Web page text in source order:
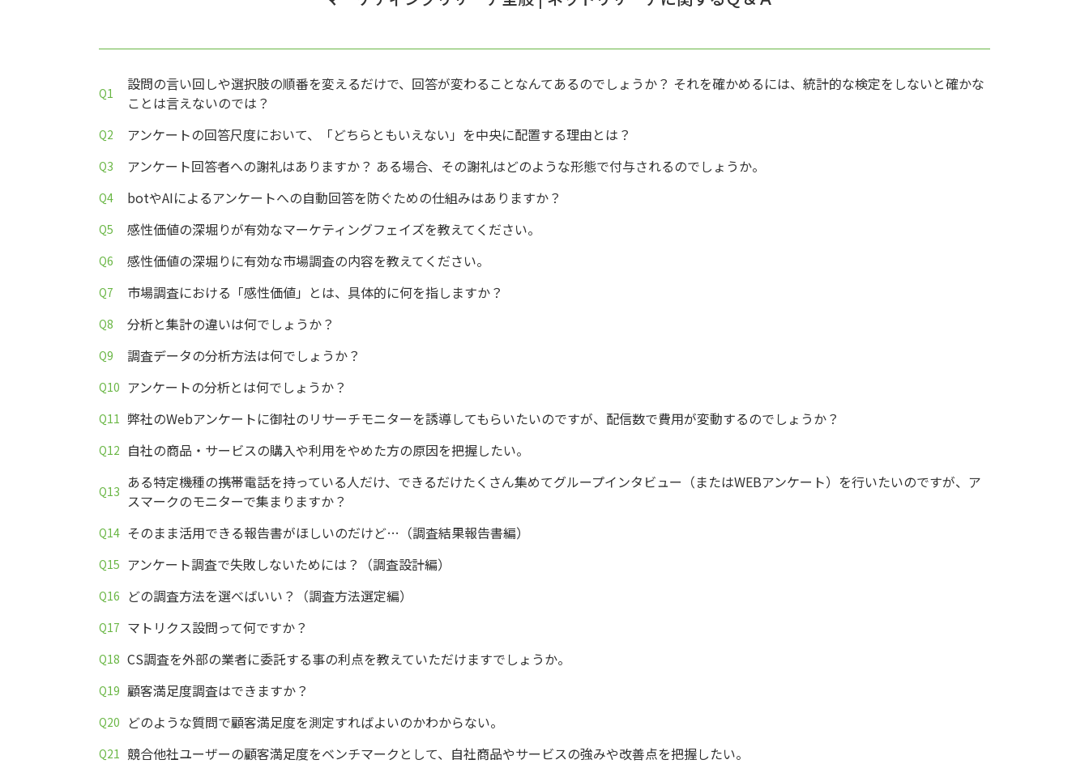
設問の言い回しや選択肢の順番を変えるだけで、回答が変わることなんてあるのでしょうか？ それを確かめるには、統計的な検定をしないと確かな
ことは言えないのでは？
アンケートの回答尺度において、「どちらともいえない」を中央に配置する理由とは？
アンケート回答者への謝礼はありますか？ ある場合、その謝礼はどのような形態で付与されるのでしょうか。
botやAIによるアンケートへの自動回答を防ぐための仕組みはありますか？
感性価値の深堀りが有効なマーケティングフェイズを教えてください。
感性価値の深堀りに有効な市場調査の内容を教えてください。
市場調査における「感性価値」とは、具体的に何を指しますか？
分析と集計の違いは何でしょうか？
調査データの分析方法は何でしょうか？
アンケートの分析とは何でしょうか？
弊社のWebアンケートに御社のリサーチモニターを誘導してもらいたいのですが、配信数で費用が変動するのでしょうか？
自社の商品・サービスの購入や利用をやめた方の原因を把握したい。
ある特定機種の携帯電話を持っている人だけ、できるだけたくさん集めてグループインタビュー（またはWEBアンケート）を行いたいのですが、ア
スマークのモニターで集まりますか？
そのまま活用できる報告書がほしいのだけど…（調査結果報告書編）
アンケート調査で失敗しないためには？（調査設計編）
どの調査方法を選べばいい？（調査方法選定編）
マトリクス設問って何ですか？
CS調査を外部の業者に委託する事の利点を教えていただけますでしょうか。
顧客満足度調査はできますか？
どのような質問で顧客満足度を測定すればよいのかわからない。
競合他社ユーザーの顧客満足度をベンチマークとして、自社商品やサービスの強みや改善点を把握したい。